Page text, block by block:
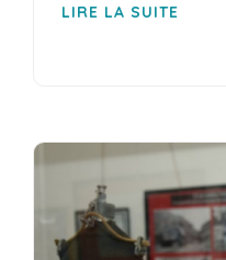
LIRE LA SUITE